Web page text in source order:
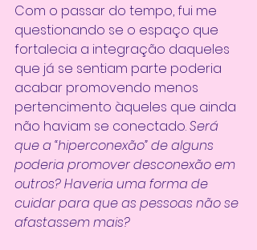
Com o passar do tempo, fui me
questionando se o espaço que
fortalecia a integração daqueles
que já se sentiam parte poderia
acabar promovendo menos
pertencimento àqueles que ainda
não haviam se conectado. Será
que a “hiperconexão” de alguns
poderia promover desconexão em
outros? Haveria uma forma de
cuidar para que as pessoas não se
afastassem mais?